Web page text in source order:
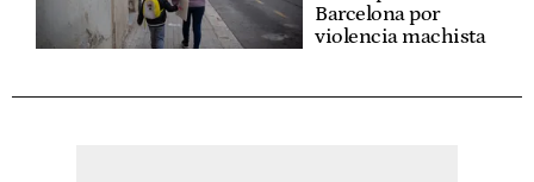
Barcelona por
violencia machista